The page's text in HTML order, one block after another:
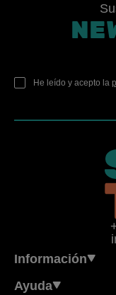
He leído y acepto la
Información
Ayuda